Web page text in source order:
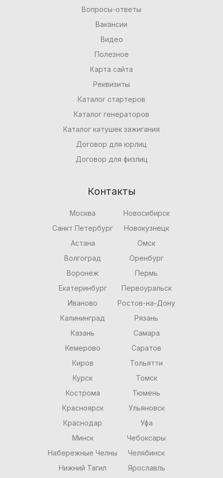
Вопросы-ответы
Вакансии
Видео
Полезное
Карта сайта
Реквизиты
Каталог стартеров
Каталог генераторов
Каталог катушек зажигания
Договор для юрлиц
Договор для физлиц
Контакты
Москва
Санкт Петербург
Астана
Волгоград
Воронеж
Екатеринбург
Иваново
Калининград
Казань
Кемерово
Киров
Курск
Кострома
Красноярск
Краснодар
Минск
Набережные Челны
Нижний Тагил
Новосибирск
Новокузнецк
Омск
Оренбург
Пермь
Первоуральск
Ростов-на-Дону
Рязань
Самара
Саратов
Тольятти
Томск
Тюмень
Ульяновск
Уфа
Чебоксары
Челябинск
Ярославль